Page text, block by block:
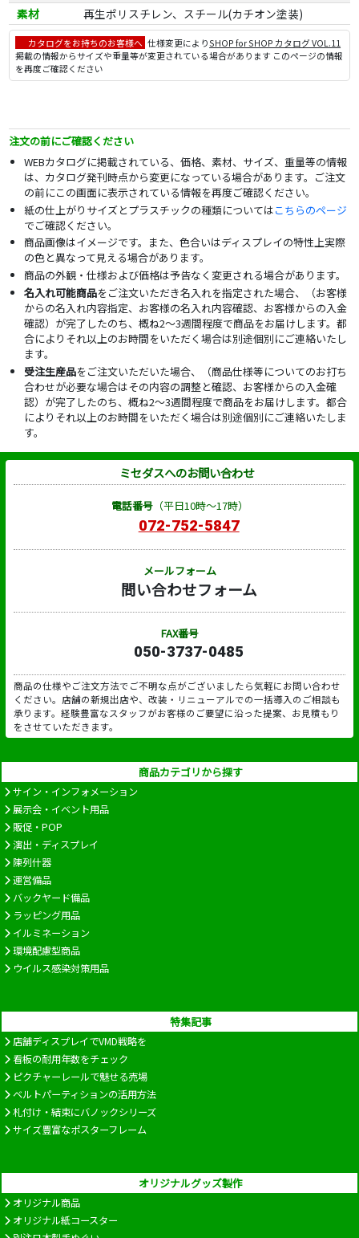
素材
再生ポリスチレン、スチール(カチオン塗装)
カタログをお持ちのお客様へ 仕様変更によりSHOP for SHOP カタログ VOL.11
掲載の情報からサイズや重量等が変更されている場合があります このページの情報
を再度ご確認ください
注文の前にご確認ください
WEBカタログに掲載されている、価格、素材、サイズ、重量等の情報
は、カタログ発刊時点から変更になっている場合があります。ご注文
の前にこの画面に表示されている情報を再度ご確認ください。
紙の仕上がりサイズとプラスチックの種類についてはこちらのページ
でご確認ください。
商品画像はイメージです。また、色合いはディスプレイの特性上実際
の色と異なって見える場合があります。
商品の外観・仕様および価格は予告なく変更される場合があります。
名入れ可能商品をご注文いただき名入れを指定された場合、（お客様
からの名入れ内容指定、お客様の名入れ内容確認、お客様からの入金
確認）が完了したのち、概ね2～3週間程度で商品をお届けします。都
合によりそれ以上のお時間をいただく場合は別途個別にご連絡いたし
ます。
受注生産品をご注文いただいた場合、（商品仕様等についてのお打ち
合わせが必要な場合はその内容の調整と確認、お客様からの入金確
認）が完了したのち、概ね2～3週間程度で商品をお届けします。都合
によりそれ以上のお時間をいただく場合は別途個別にご連絡いたしま
す。
ミセダスへのお問い合わせ
電話番号（平日10時～17時）
072-752-5847
メールフォーム
問い合わせフォーム
FAX番号
050-3737-0485
商品の仕様やご注文方法でご不明な点がございましたら気軽にお問い合わせ
ください。店舗の新規出店や、改装・リニューアルでの一括導入のご相談も
承ります。経験豊富なスタッフがお客様のご要望に沿った提案、お見積もり
をさせていただきます。
商品カテゴリから探す
サイン・インフォメーション
展示会・イベント用品
販促・POP
演出・ディスプレイ
陳列什器
運営備品
バックヤード備品
ラッピング用品
イルミネーション
環境配慮型商品
ウイルス感染対策用品
特集記事
店舗ディスプレイでVMD戦略を
看板の耐用年数をチェック
ピクチャーレールで魅せる売場
ベルトパーティションの活用方法
札付け・結束にバノックシリーズ
サイズ豊富なポスターフレーム
オリジナルグッズ製作
オリジナル商品
オリジナル紙コースター